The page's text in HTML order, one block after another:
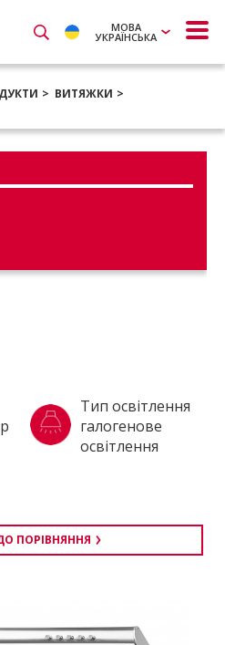
МОВА
УКРАЇНСЬКА
ВИТЯЖКИ
Тип освітлення
галогенове
освітлення
ПОРІВНЯННЯ